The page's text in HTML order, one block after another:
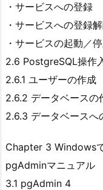
・サービスへの登録
・サービスへの登録
・サービスの起動／
2.6 PostgreSQL操作
2.6.1 ユーザーの作成
2.6.2 データベースの
2.6.3 データベースへ
Chapter 3 Windows
pgAdminマニュアル
3.1 pgAdmin 4